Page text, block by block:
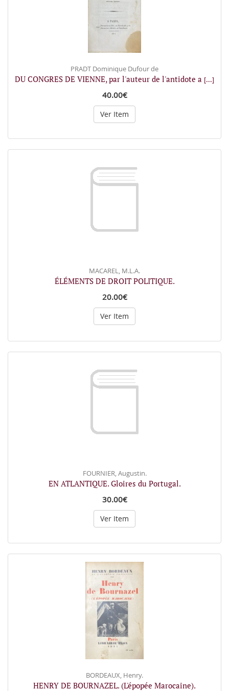
PRADT Dominique Dufour de
DU CONGRES DE VIENNE, par l'auteur de l'antidote a [...]
40.00€
Ver Item
MACAREL, M.L.A.
ÉLÉMENTS DE DROIT POLITIQUE.
20.00€
Ver Item
FOURNIER, Augustin.
EN ATLANTIQUE. Gloires du Portugal.
30.00€
Ver Item
BORDEAUX, Henry.
HENRY DE BOURNAZEL. (L'épopée Marocaine).